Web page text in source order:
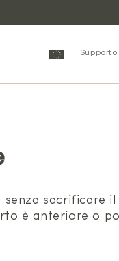
Supporto
sacrificare
è anteriore o